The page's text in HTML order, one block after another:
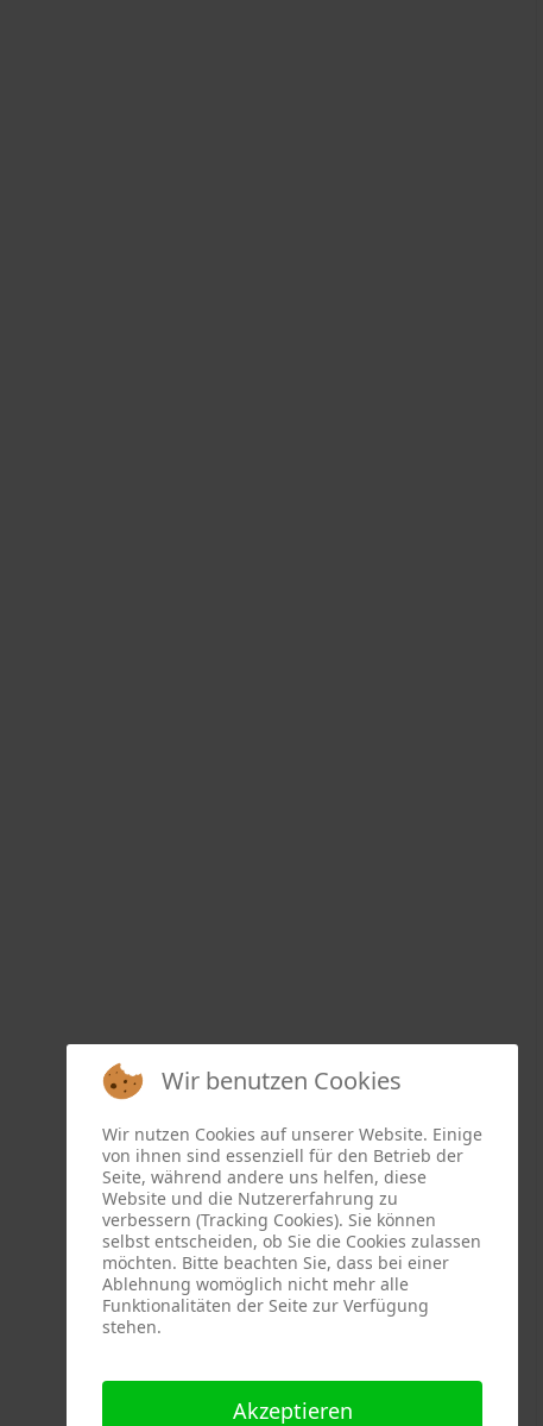
Wir benutzen Cookies
Wir nutzen Cookies auf unserer Website. Einige
von ihnen sind essenziell für den Betrieb der
Seite, während andere uns helfen, diese
Website und die Nutzererfahrung zu
verbessern (Tracking Cookies). Sie können
selbst entscheiden, ob Sie die Cookies zulassen
möchten. Bitte beachten Sie, dass bei einer
Ablehnung womöglich nicht mehr alle
Funktionalitäten der Seite zur Verfügung
stehen.
Akzeptieren